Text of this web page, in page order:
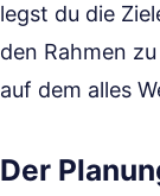
legst du die
den Rahmen
auf dem alles
Der